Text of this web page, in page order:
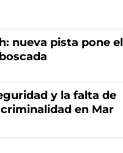
nueva pista pone el
y la falta de
en Mar